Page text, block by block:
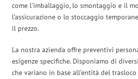
come l’imballaggio, lo smontaggio e il
l’assicurazione o lo stoccaggio
il prezzo.
La nostra azienda offre preventivi
esigenze specifiche. Disponiamo di
che variano in base all’entità del